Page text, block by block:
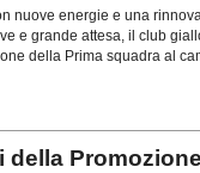
nuove energie e una
e grande attesa, il club
della Prima squadra al
della